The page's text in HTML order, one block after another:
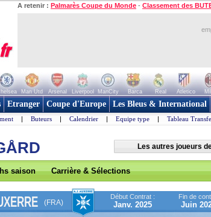
A retenir : Palmarès Coupe du Monde - Classement des
Man Utd Arsenal Liverpool ManCity Barca Real Atletico
Etranger Coupe d'Europe Les Bleus & International
| Buteurs | Calendrier | Equipe type | Tableau
Les autres joueurs
saison Carrière & Sélections
(FRA)
Début Contrat :
Janv. 2025
Fin de
Juin